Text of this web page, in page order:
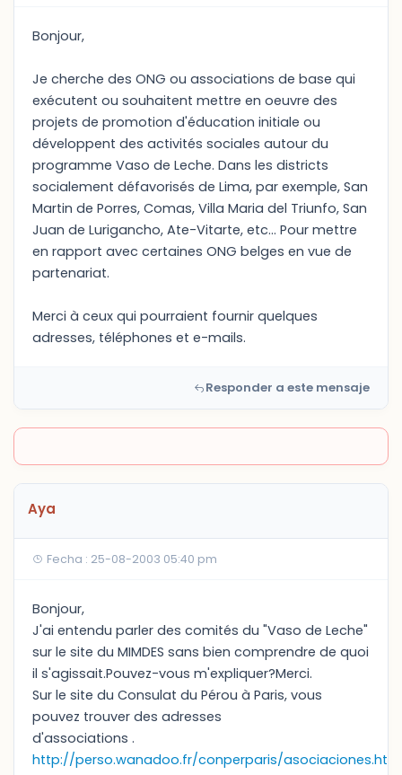
Bonjour,
Je cherche des ONG ou associations de base qui
exécutent ou souhaitent mettre en oeuvre des
projets de promotion d'éducation initiale ou
développent des activités sociales autour du
programme Vaso de Leche. Dans les districts
socialement défavorisés de Lima, par exemple, San
Martin de Porres, Comas, Villa Maria del Triunfo, San
Juan de Lurigancho, Ate-Vitarte, etc... Pour mettre
en rapport avec certaines ONG belges en vue de
partenariat.
Merci à ceux qui pourraient fournir quelques
adresses, téléphones et e-mails.
Responder a este mensaje
Aya
Fecha : 25-08-2003 05:40 pm
Bonjour,
J'ai entendu parler des comités du "Vaso de Leche"
sur le site du MIMDES sans bien comprendre de quoi
il s'agissait.Pouvez-vous m'expliquer?Merci.
Sur le site du Consulat du Pérou à Paris, vous
pouvez trouver des adresses
d'associations .
http://perso.wanadoo.fr/conperparis/asociaciones.htm